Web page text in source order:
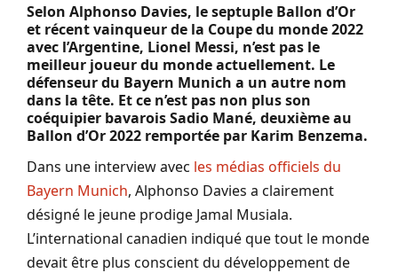
Selon Alphonso Davies, le septuple Ballon d’Or
et récent vainqueur de la Coupe du monde 2022
avec l’Argentine, Lionel Messi, n’est pas le
meilleur joueur du monde actuellement. Le
défenseur du Bayern Munich a un autre nom
dans la tête. Et ce n’est pas non plus son
coéquipier bavarois Sadio Mané, deuxième au
Ballon d’Or 2022 remportée par Karim Benzema.
Dans une interview avec les médias officiels du
Bayern Munich, Alphonso Davies a clairement
désigné le jeune prodige Jamal Musiala.
L’international canadien indiqué que tout le monde
devait être plus conscient du développement de